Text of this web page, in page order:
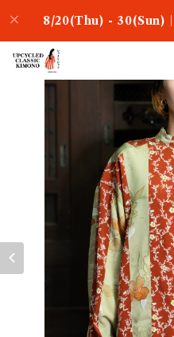
8/20(Thu) - 30(Sun)